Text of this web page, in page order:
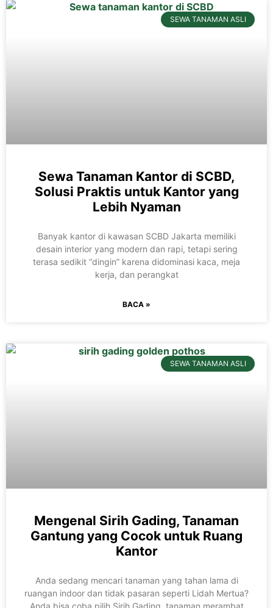
SEWA TANAMAN ASLI
Sewa Tanaman Kantor di SCBD,
Solusi Praktis untuk Kantor yang
Lebih Nyaman
Banyak kantor di kawasan SCBD Jakarta memiliki
desain interior yang modern dan rapi, tetapi sering
terasa sedikit “dingin” karena didominasi kaca, meja
kerja, dan perangkat
BACA »
SEWA TANAMAN ASLI
Mengenal Sirih Gading, Tanaman
Gantung yang Cocok untuk Ruang
Kantor
Anda sedang mencari tanaman yang tahan lama di
ruangan indoor dan tidak pasaran seperti Lidah Mertua?